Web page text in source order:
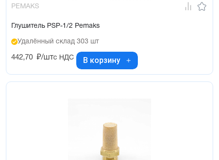
PEMAKS
Глушитель PSP-1/2 Pemaks
Удалённый склад 303 шт
442,70 ₽/штс НДС В корзину